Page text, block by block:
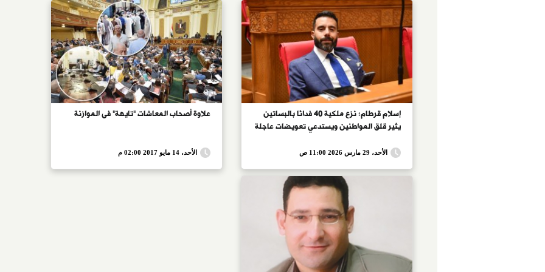
إسلام قرطام: نزع ملكية 40 فدانًا بالبساتين
يثير قلق المواطنين ويستدعي تعويضات عاجلة
الأحد، 29 مارس 2026 11:00 ص
علاوة أصحاب المعاشات "تايهة" فى الموازنة
الأحد، 14 مايو 2017 02:00 م